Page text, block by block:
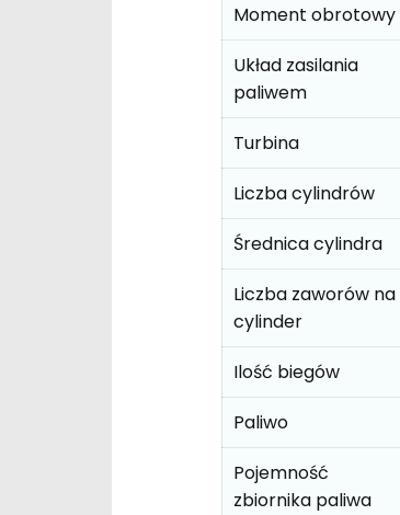
Moment obrotowy
Układ zasilania
paliwem
Turbina
Liczba cylindrów
Średnica cylindra
Liczba zaworów na
cylinder
Ilość biegów
Paliwo
Pojemność
zbiornika paliwa